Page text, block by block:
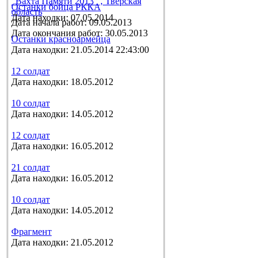
область
Дата начала работ: 09.05.2013
Дата окончания работ: 30.05.2013
Останки бойца РККА
Дата находки: 07.05.2014
Останки красноармейца
Дата находки: 21.05.2014 22:43:00
12 солдат
Дата находки: 18.05.2012
10 солдат
Дата находки: 14.05.2012
12 солдат
Дата находки: 16.05.2012
21 солдат
Дата находки: 16.05.2012
10 солдат
Дата находки: 14.05.2012
Фрагмент
Дата находки: 21.05.2012